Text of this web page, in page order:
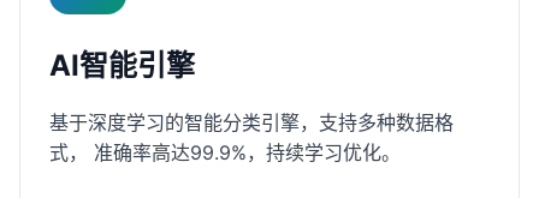
AI智能引擎
基于深度学习的智能分类引擎，支持多种数据格
式， 准确率高达99.9%，持续学习优化。